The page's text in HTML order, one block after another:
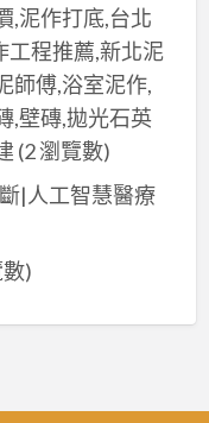
,泥作打底,台北
工程推薦,新北泥
師傅,浴室泥作,
,壁磚,拋光石英
(2 瀏覽數)
|人工智慧醫療
)